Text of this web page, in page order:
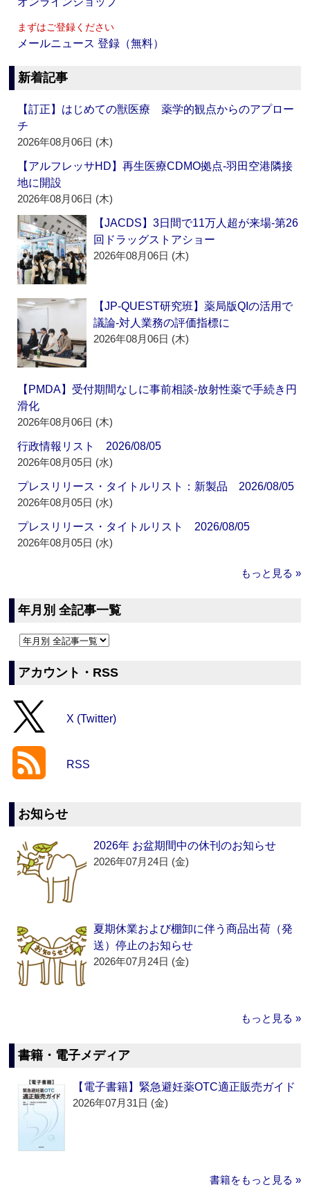
まずはご登録ください
メールニュース 登録（無料）
新着記事
【訂正】はじめての獣医療 薬学的観点からのアプロー
チ
2026年08月06日 (木)
【アルフレッサHD】再生医療CDMO拠点‐羽田空港隣接
地に開設
2026年08月06日 (木)
【JACDS】3日間で11万人超が来場‐第26
回ドラッグストアショー
2026年08月06日 (木)
【JP-QUEST研究班】薬局版QIの活用で
議論‐対人業務の評価指標に
2026年08月06日 (木)
【PMDA】受付期間なしに事前相談‐放射性薬で手続き円
滑化
2026年08月06日 (木)
行政情報リスト 2026/08/05
2026年08月05日 (水)
プレスリリース・タイトルリスト：新製品 2026/08/05
2026年08月05日 (水)
プレスリリース・タイトルリスト 2026/08/05
2026年08月05日 (水)
もっと見る »
年月別 全記事一覧
アカウント・RSS
X (Twitter)
RSS
お知らせ
2026年 お盆期間中の休刊のお知らせ
2026年07月24日 (金)
夏期休業および棚卸に伴う商品出荷（発
送）停止のお知らせ
2026年07月24日 (金)
もっと見る »
書籍・電子メディア
【電子書籍】緊急避妊薬OTC適正販売ガイド
2026年07月31日 (金)
書籍をもっと見る »